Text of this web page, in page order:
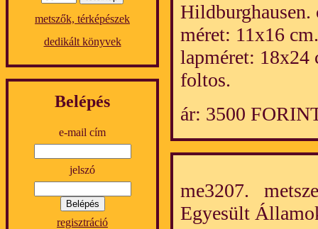
metszők, térképészek
dedikált könyvek
Belépés
e-mail cím
jelszó
regisztráció
Hildburghausen.
méret: 11x16 cm.
lapméret: 18x24
foltos.
ár: 3500
me3207.
Egyesült